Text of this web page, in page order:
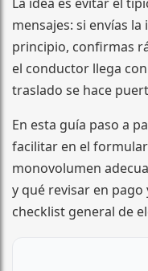
mensajes: si envías
principio, confirmas
el conductor llega
traslado se hace
En esta guía paso a
facilitar en el
monovolumen
y qué revisar en
checklist general de